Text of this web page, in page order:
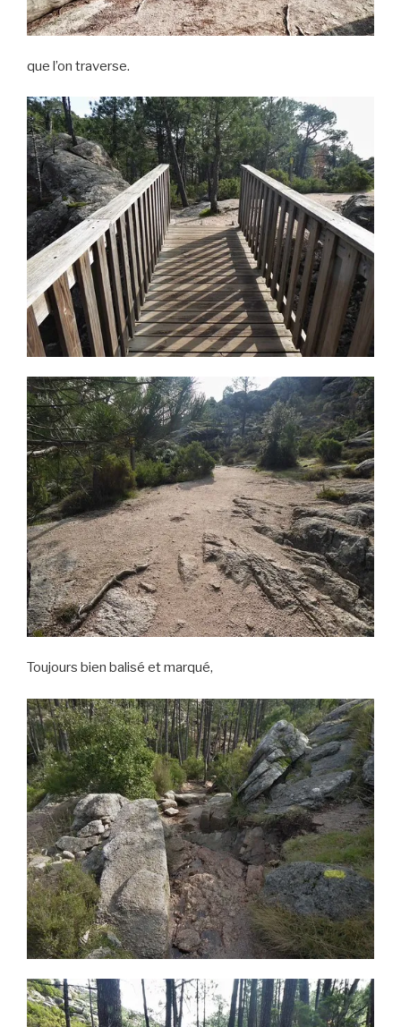
que l’on traverse.
Toujours bien balisé et marqué,